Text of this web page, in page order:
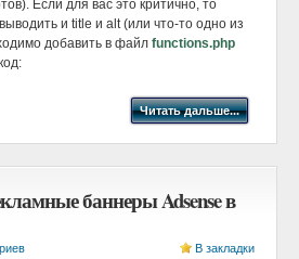
Если для вас это критично, то
и title и alt (или что-то одно из
добавить в файл functions.php
Читать дальше...
баннеры Adsense в
В закладки